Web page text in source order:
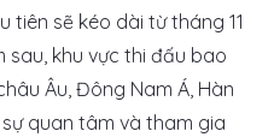
tiên sẽ kéo dài từ tháng 11
sau, khu vực thi đấu bao
Âu, Đông Nam Á, Hàn
quan tâm và tham gia